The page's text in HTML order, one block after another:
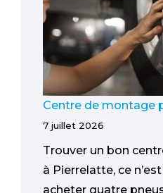
Centre de montage
7 juillet 2026
Trouver un bon
à Pierrelatte, ce
acheter quatre